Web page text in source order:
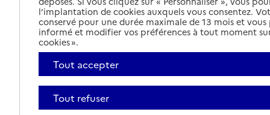
l’implantation de cookies auxquels vous consentez.
conservé pour une durée maximale de 13 mois et
informé et modifier vos préférences à tout moment
cookies ».
Tout accepter
Tout refuser